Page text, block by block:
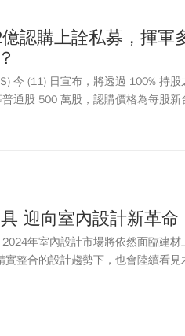
認購上詮私募，揮軍
今 (11) 日宣布，將透過 100% 持
普通股 500 萬股，認購價格為每股
元(約 1,600 萬美元)，此次私募完成
迎向室內設計新革命
年室內設計市場將依然面臨建
實整合的設計趨勢下，也會陸續看